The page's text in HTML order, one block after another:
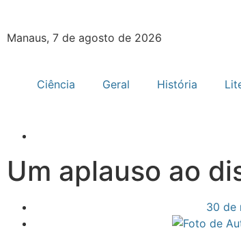
Manaus, 7 de agosto de 2026
Ciência Geral História
Um aplauso ao
30 de